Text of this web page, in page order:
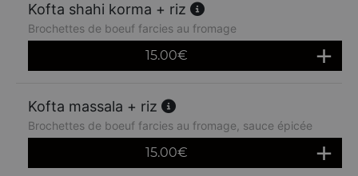
Kofta shahi korma + riz
Brochettes de boeuf farcies au fromage
15.00€
Kofta massala + riz
Brochettes de boeuf farcies au fromage, sauce épicée
15.00€